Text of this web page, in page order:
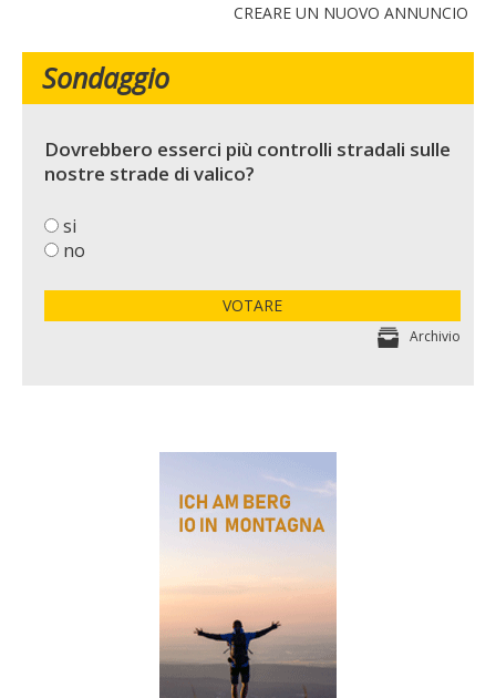
CREARE UN NUOVO ANNUNCIO
Sondaggio
Dovrebbero esserci più controlli stradali sulle
nostre strade di valico?
si
no
VOTARE
Archivio